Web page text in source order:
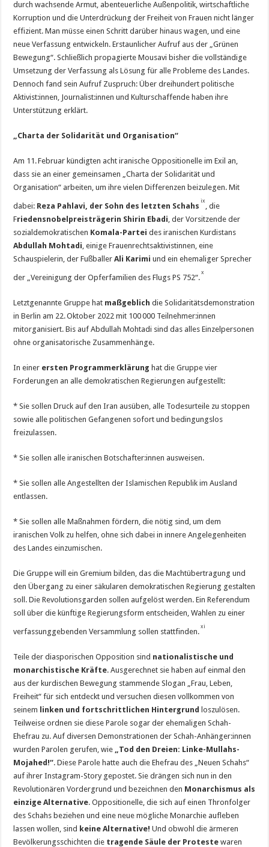
durch wachsende Armut, abenteuerliche Außenpolitik, wirtschaftliche
Korruption und die Unterdrückung der Freiheit von Frauen nicht länger
effizient. Man müsse einen Schritt darüber hinaus wagen, und eine
neue Verfassung entwickeln. Erstaunlicher Aufruf aus der „Grünen
Bewegung“. Schließlich propagierte Mousavi bisher die vollständige
Umsetzung der Verfassung als Lösung für alle Probleme des Landes.
Dennoch fand sein Aufruf Zuspruch: Über dreihundert politische
Aktivist:innen, Journalist:innen und Kulturschaffende haben ihre
Unterstützung erklärt.
„Charta der Solidarität und Organisation“
Am 11. Februar kündigten acht iranische Oppositionelle im Exil an,
dass sie an einer gemeinsamen „Charta der Solidarität und
Organisation“ arbeiten, um ihre vielen Differenzen beizulegen. Mit
dabei: Reza Pahlavi, der Sohn des letzten Schahs
ix
, die
Friedensnobelpreisträgerin Shirin Ebadi, der Vorsitzende der
sozialdemokratischen Komala-Partei des iranischen Kurdistans
Abdullah Mohtadi, einige Frauenrechtsaktivistinnen, eine
Schauspielerin, der FußballerAli Karimi und ein ehemaliger Sprecher
der „Vereinigung der Opferfamilien des Flugs PS 752“.
x
Letztgenannte Gruppe hat maßgeblich die Solidaritätsdemonstration
in Berlin am 22. Oktober 2022 mit 100 000 Teilnehmer:innen
mitorganisiert. Bis auf Abdullah Mohtadi sind das alles Einzelpersonen
ohne organisatorische Zusammenhänge.
In einer ersten Programmerklärung hat die Gruppe vier
Forderungen an alle demokratischen Regierungen aufgestellt:
* Sie sollen Druck auf den Iran ausüben, alle Todesurteile zu stoppen
sowie alle politischen Gefangenen sofort und bedingungslos
freizulassen.
* Sie sollen alle iranischen Botschafter:innen ausweisen.
* Sie sollen alle Angestellten der Islamischen Republik im Ausland
entlassen.
* Sie sollen alle Maßnahmen fördern, die nötig sind, um dem
iranischen Volk zu helfen, ohne sich dabei in innere Angelegenheiten
des Landes einzumischen.
Die Gruppe will ein Gremium bilden, das die Machtübertragung und
den Übergang zu einer säkularen demokratischen Regierung gestalten
soll. Die Revolutionsgarden sollen aufgelöst werden. Ein Referendum
soll über die künftige Regierungsform entscheiden, Wahlen zu einer
verfassunggebenden Versammlung sollen stattfinden.
xi
Teile der diasporischen Opposition sind nationalistische und
monarchistische Kräfte. Ausgerechnet sie haben auf einmal den
aus der kurdischen Bewegung stammende Slogan „Frau, Leben,
Freiheit“ für sich entdeckt und versuchen diesen vollkommen von
seinem linken und fortschrittlichen Hintergrund loszulösen.
Teilweise ordnen sie diese Parole sogar der ehemaligen Schah-
Ehefrau zu. Auf diversen Demonstrationen der Schah-Anhänger:innen
wurden Parolen gerufen, wie
„Tod den Dreien: Linke-Mullahs-
Mojahed!“. Diese Parole hatte auch die Ehefrau des „Neuen Schahs“
auf ihrer Instagram-Story gepostet. Sie drängen sich nun in den
Revolutionären Vordergrund und bezeichnen den Monarchismus als
einzige Alternative. Oppositionelle, die sich auf einen Thronfolger
des Schahs beziehen und eine neue mögliche Monarchie aufleben
lassen wollen, sind keine Alternative! Und obwohl die ärmeren
Bevölkerungsschichten die tragende Säule der Proteste waren